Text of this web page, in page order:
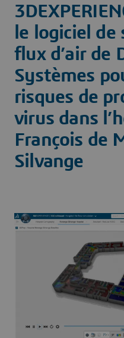
le logiciel
flux d’air de
Systèmes
risques de
virus dans
François de
Silvange